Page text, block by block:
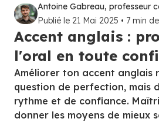
Antoine Gabreau, professeur
Publié le 21 Mai 2025 • 7 min
Accent anglais :
l'oral en toute
Améliorer ton accent anglais
question de perfection, mais
rythme et de confiance.
donner les moyens de mieux